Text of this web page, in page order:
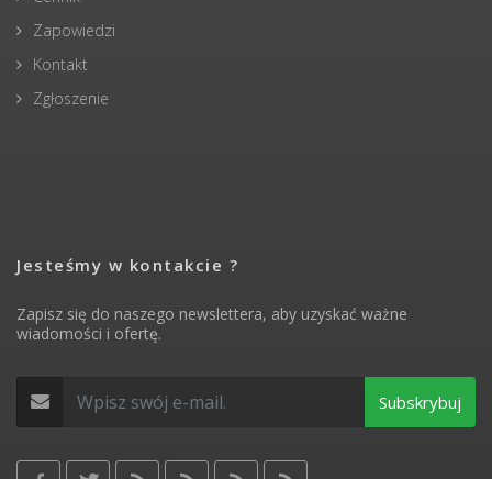
Zapowiedzi
Kontakt
Zgłoszenie
Jesteśmy w kontakcie ?
Zapisz się do naszego newslettera, aby uzyskać ważne
wiadomości i ofertę.
Subskrybuj